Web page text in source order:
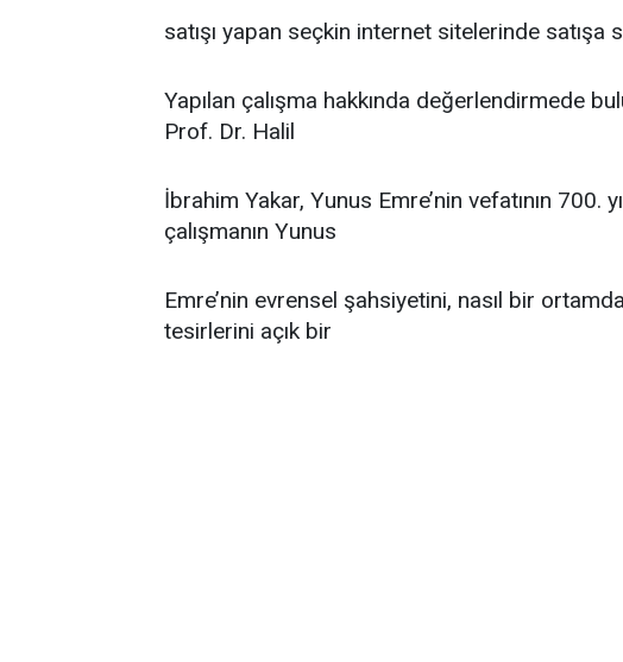
satışı yapan seçkin internet sitelerinde satışa
Yapılan çalışma hakkında değerlendirmede
Prof. Dr. Halil
İbrahim Yakar, Yunus Emre’nin vefatının 700.
çalışmanın Yunus
Emre’nin evrensel şahsiyetini, nasıl bir ortamda
tesirlerini açık bir